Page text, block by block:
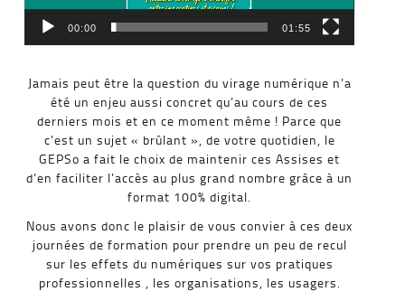
00:00 01:55
Jamais peut être la question du virage numérique n’a
été un enjeu aussi concret qu’au cours de ces
derniers mois et en ce moment même ! Parce que
c’est un sujet « brûlant », de votre quotidien, le
GEPSo a fait le choix de maintenir ces Assises et
d’en faciliter l’accès au plus grand nombre grâce à un
format 100% digital.
Nous avons donc le plaisir de vous convier à ces deux
journées de formation pour prendre un peu de recul
sur les effets du numériques sur vos pratiques
professionnelles , les organisations, les usagers.